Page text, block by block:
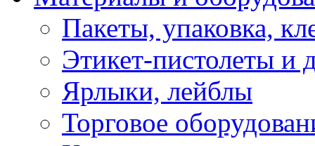
Пакеты, упаковка,
Этикет-пистолеты и
Ярлыки, лейблы
Торговое